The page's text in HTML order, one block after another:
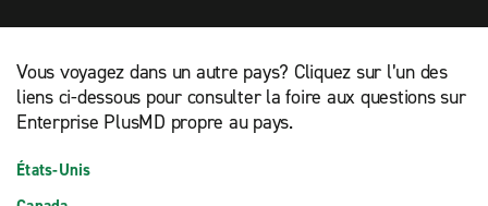
Vous voyagez dans un autre pays? Cliquez sur l’un des
liens ci-dessous pour consulter la foire aux questions sur
Enterprise PlusMD propre au pays.
États-Unis